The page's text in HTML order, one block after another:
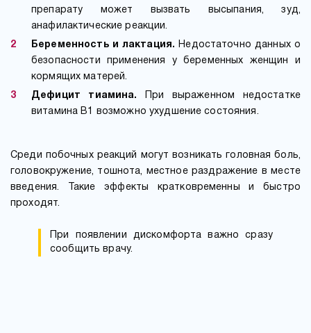
препарату может вызвать высыпания, зуд,
анафилактические реакции.
Беременность и лактация. Недостаточно данных о
безопасности применения у беременных женщин и
кормящих матерей.
Дефицит тиамина.
При выраженном недостатке
витамина B1 возможно ухудшение состояния.
Среди побочных реакций могут возникать головная боль,
головокружение, тошнота, местное раздражение в месте
введения. Такие эффекты кратковременны и быстро
проходят.
При появлении дискомфорта важно сразу
сообщить врачу.